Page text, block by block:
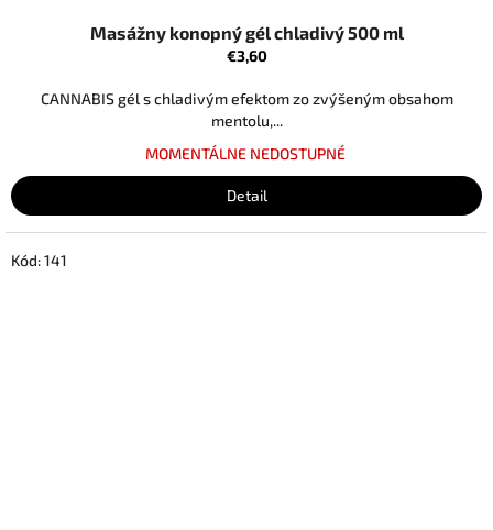
Masážny konopný gél chladivý 500 ml
€3,60
CANNABIS gél s chladivým efektom zo zvýšeným obsahom
mentolu,...
MOMENTÁLNE NEDOSTUPNÉ
Detail
Kód:141